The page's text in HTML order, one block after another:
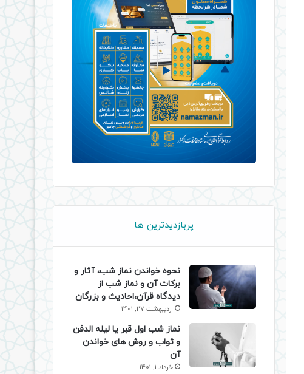
پربازدیدترین ها
نحوه خواندن نماز شب، آثار و
برکات آن و نماز شب از
دیدگاه قرآن،احادیث و بزرگان
اردیبهشت 27, 1401
نماز شب اول قبر یا لیله الدفن
و ثواب و روش های خواندن
آن
خرداد 1, 1401